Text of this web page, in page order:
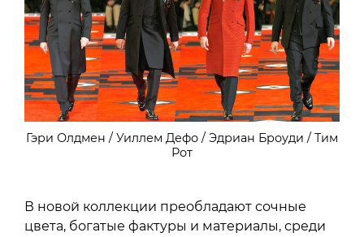
Гэри Олдмен / Уиллем Дефо / Эдриан Броуди / Тим
Рот
В новой коллекции преобладают сочные
цвета, богатые фактуры и материалы, среди